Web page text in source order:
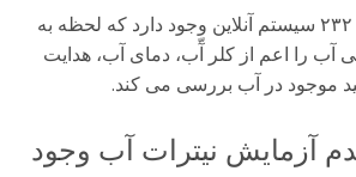
گفتنی است در تهران ۲۳۲ سیستم آنلاین وجود دارد که لحظه به
آب را اعم از کلر آّب، دمای آب، هدایت
موجود در آب بررسی می کند.
آزمایش نیترات آب وجود